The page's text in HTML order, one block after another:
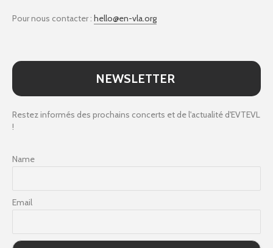
Pour nous contacter : hello@en-vla.org
NEWSLETTER
Restez informés des prochains concerts et de l'actualité d'EVTEVL
!
Name
Email